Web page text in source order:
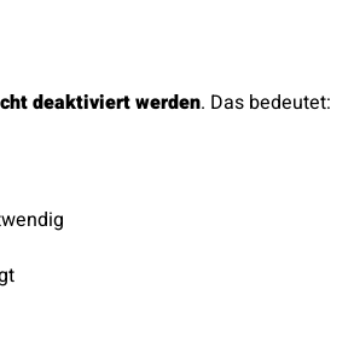
deaktiviert werden. Das bedeutet: